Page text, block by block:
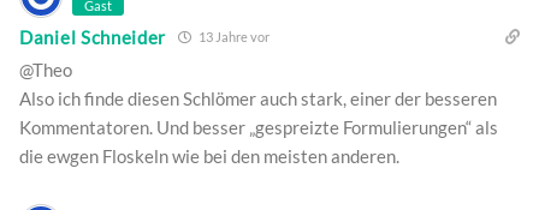
Gast
Daniel Schneider 13 Jahre vor
@Theo
Also ich finde diesen Schlömer auch stark, einer der besseren
Kommentatoren. Und besser „gespreizte Formulierungen“ als
die ewgen Floskeln wie bei den meisten anderen.